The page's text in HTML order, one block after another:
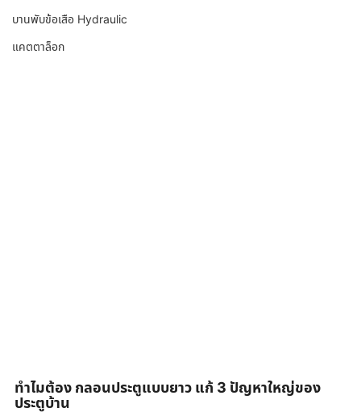
บานพับข้อเสือ Hydraulic
แคตตาล็อก
ทำไมต้อง กลอนประตูแบบยาว แก้ 3 ปัญหาใหญ่ของ
ประตูบ้าน